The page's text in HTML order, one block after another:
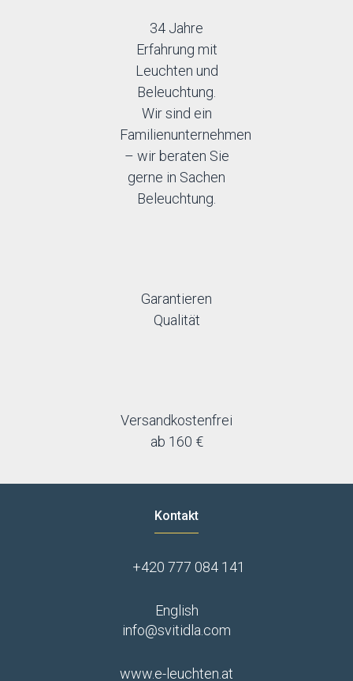
34 Jahre
Erfahrung mit
Leuchten und
Beleuchtung.
Wir sind ein
Familienunternehmen
– wir beraten Sie
gerne in Sachen
Beleuchtung.
Garantieren
Qualität
Versandkostenfrei
ab 160 €
Kontakt
+420 777 084 141
English
info@svitidla.com
www.e-leuchten.at